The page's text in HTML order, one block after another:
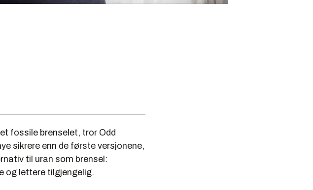
fossile brenselet, tror Odd
sikrere enn de første versjonene,
til uran som brensel:
og lettere tilgjengelig.